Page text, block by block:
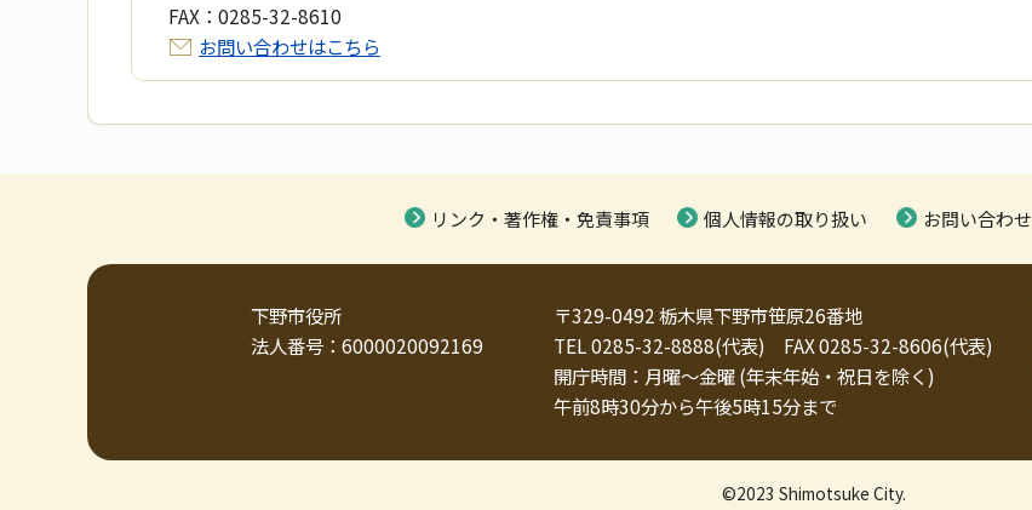
FAX： 0285-32-8610
お問い合わせはこちら
リンク・著作権・免責事項 個人情報の取り扱い お問い合わせ
下野市役所
法人番号：6000020092169
〒329-0492 栃木県下野市笹原26番地
TEL 0285-32-8888(代表) FAX 0285-32-8606(代表)
開庁時間：月曜～金曜 (年末年始・祝日を除く)
午前8時30分から午後5時15分まで
©2023 Shimotsuke City.